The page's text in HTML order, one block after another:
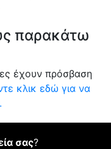
παρακάτω
έχουν πρόσβαση
κλικ εδώ για να
σας?